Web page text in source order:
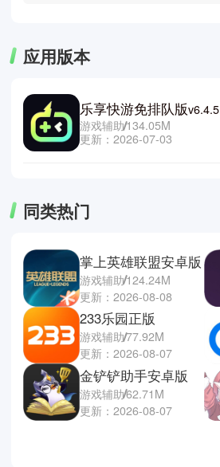
应用版本
乐享快游免排队版v6.4.5
游戏辅助134.05M
更新：2026-07-03
同类热门
掌上英雄联盟安卓版
游戏辅助124.24M
更新：2026-08-08
233乐园正版
游戏辅助77.92M
更新：2026-08-07
金铲铲助手安卓版
游戏辅助62.71M
更新：2026-08-07